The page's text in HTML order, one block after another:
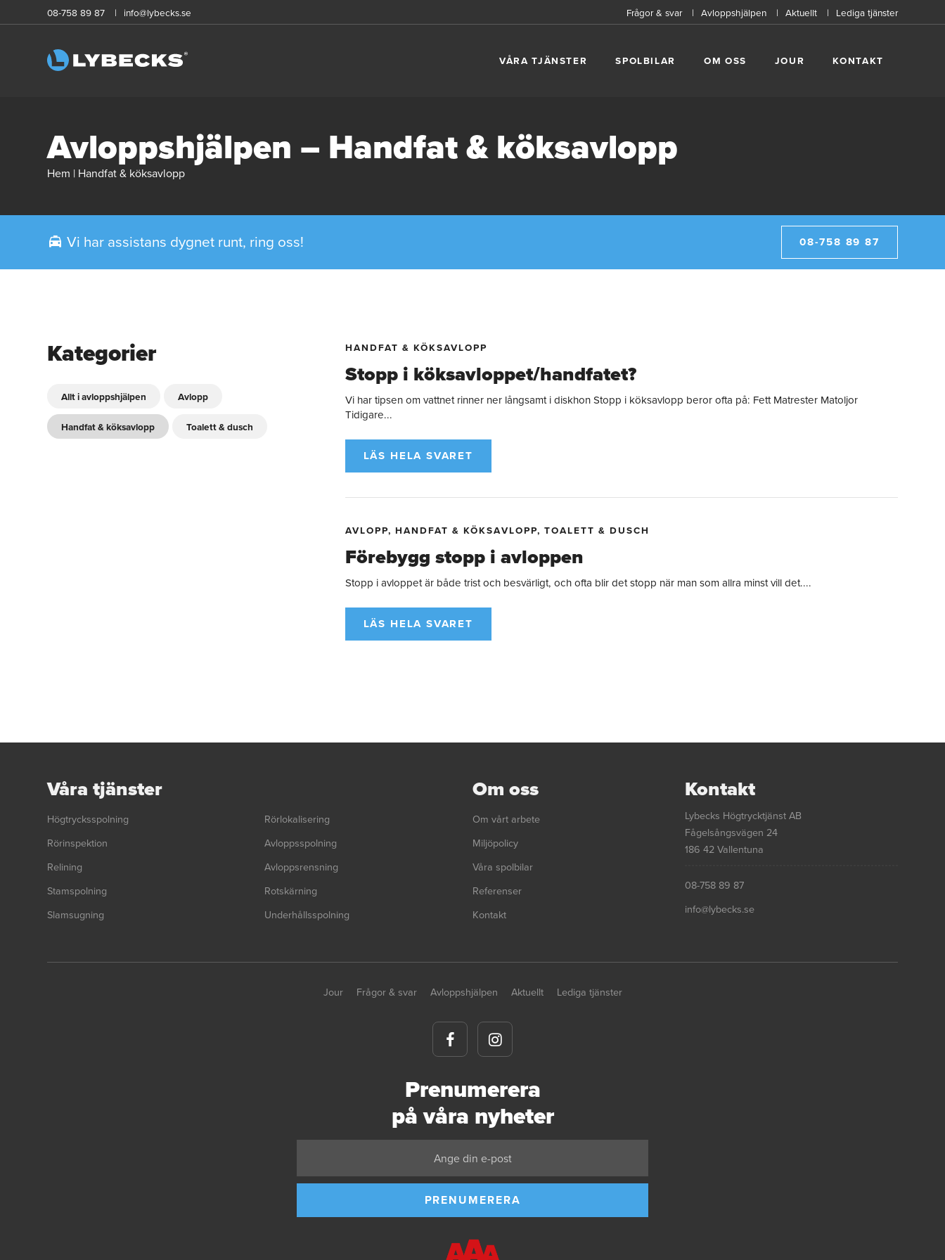
08-758 89 87 info@lybecks.se Frågor & svar Avloppshjälpen Aktuellt Lediga tjänster
VÅRA TJÄNSTER SPOLBILAR OM OSS JOUR KONTAKT
Avloppshjälpen – Handfat & köksavlopp
Hem | Handfat & köksavlopp
Vi har assistans dygnet runt, ring oss! 08-758 89 87
Kategorier
Allt i avloppshjälpen Avlopp
Handfat & köksavlopp Toalett & dusch
HANDFAT & KÖKSAVLOPP
Stopp i köksavloppet/handfatet?
Vi har tipsen om vattnet rinner ner långsamt i diskhon Stopp i köksavlopp beror ofta på: Fett Matrester Matoljor
Tidigare...
LÄS HELA SVARET
AVLOPP, HANDFAT & KÖKSAVLOPP, TOALETT & DUSCH
Förebygg stopp i avloppen
Stopp i avloppet är både trist och besvärligt, och ofta blir det stopp när man som allra minst vill det....
LÄS HELA SVARET
Våra tjänster
Högtrycksspolning
Rörinspektion
Relining
Stamspolning
Slamsugning
Rörlokalisering
Avloppsspolning
Avloppsrensning
Rotskärning
Underhållsspolning
Om oss
Om vårt arbete
Miljöpolicy
Våra spolbilar
Referenser
Kontakt
Kontakt
Lybecks Högtrycktjänst AB
Fågelsångsvägen 24
186 42 Vallentuna
08-758 89 87
info@lybecks.se
Jour Frågor & svar Avloppshjälpen Aktuellt Lediga tjänster
Prenumerera
på våra nyheter